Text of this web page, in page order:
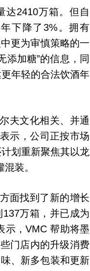
达2410万箱。但自
下降了3%。拥有
更为审慎策略的一
添加糖”的信息，同
年轻的合法饮酒年
夫文化相关、并通
示，公司正按市场
划重新聚焦其以龙
装。
面找到了新的增长
万箱，并已成为
示，VMC 帮助将墨
门店内的升级消费
、新多包装和更新